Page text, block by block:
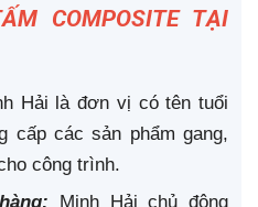
COMPOSITETẠI
Hải là đơn vị có tên tuổi
cấp các sản phẩm gang,
công trình.
Minh Hải chủ động